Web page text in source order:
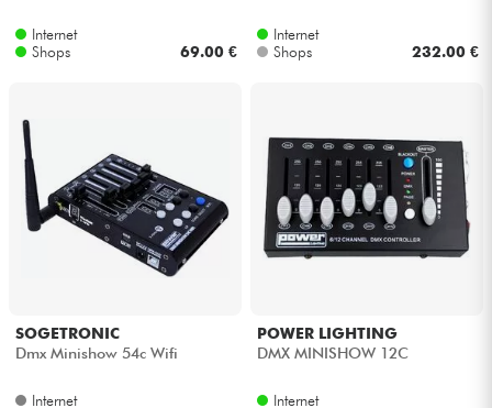
Internet
Shops
69.00 €
Internet
Shops
232.00 €
SOGETRONIC
Dmx Minishow 54c Wifi
Internet
POWER LIGHTING
DMX MINISHOW 12C
Internet